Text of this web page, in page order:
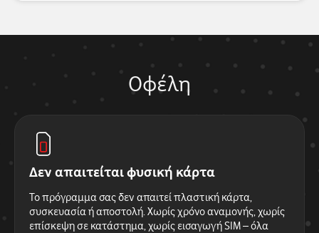
Οφέλη
Δεν απαιτείται φυσική κάρτα
Το πρόγραμμα σας δεν απαιτεί πλαστική κάρτα,
συσκευασία ή αποστολή. Χωρίς χρόνο αναμονής, χωρίς
επίσκεψη σε κατάστημα, χωρίς εισαγωγή SIM – όλα